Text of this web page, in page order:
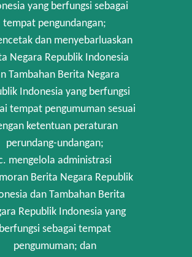
yang berfungsi sebagai
tempat pengundangan;
dan menyebarluaskan
Negara Republik Indonesia
Tambahan Berita Negara
Indonesia yang berfungsi
tempat pengumuman sesuai
ketentuan peraturan
perundang-undangan;
mengelola administrasi
Berita Negara Republik
dan Tambahan Berita
Republik Indonesia yang
berfungsi sebagai tempat
pengumuman; dan